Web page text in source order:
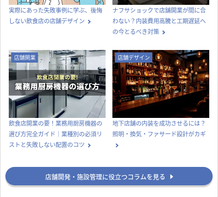
実際にあった失敗事例に学ぶ、後悔
しない飲食店の店舗デザイン
ナフサショックで店舗開業が間に合
わない？内装費用高騰と工期遅延へ
の今とるべき対策
店舗開業
飲食店開業の要！業務用厨房機器の
選び方完全ガイド｜業種別の必須リ
ストと失敗しない配置のコツ
店舗デザイン
地下店舗の内装を成功させるには？
照明・換気・ファサード設計がカギ
店舗開発・施設管理に役立つコラムを見る